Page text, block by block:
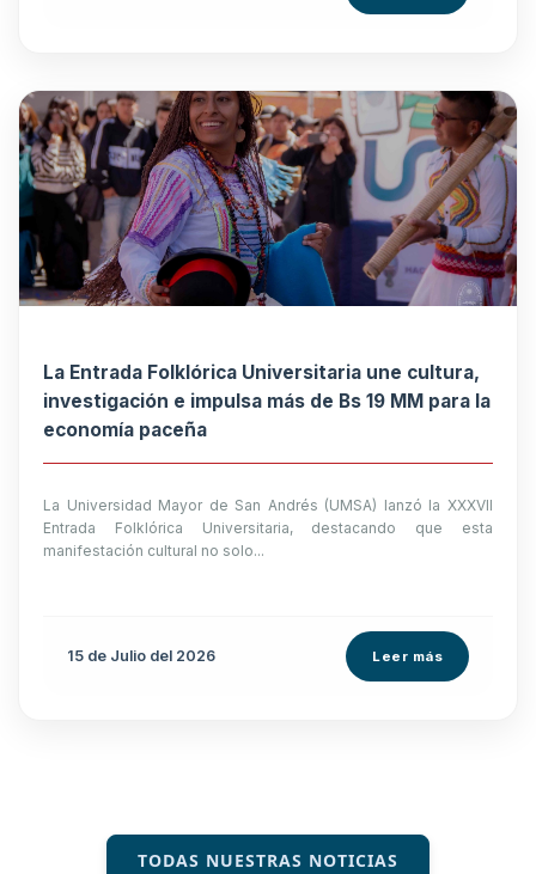
La Entrada Folklórica Universitaria une cultura,
investigación e impulsa más de Bs 19 MM para la
economía paceña
La Universidad Mayor de San Andrés (UMSA) lanzó la XXXVII
Entrada Folklórica Universitaria, destacando que esta
manifestación cultural no solo...
15 de Julio del 2026 Leer más
TODAS NUESTRAS NOTICIAS